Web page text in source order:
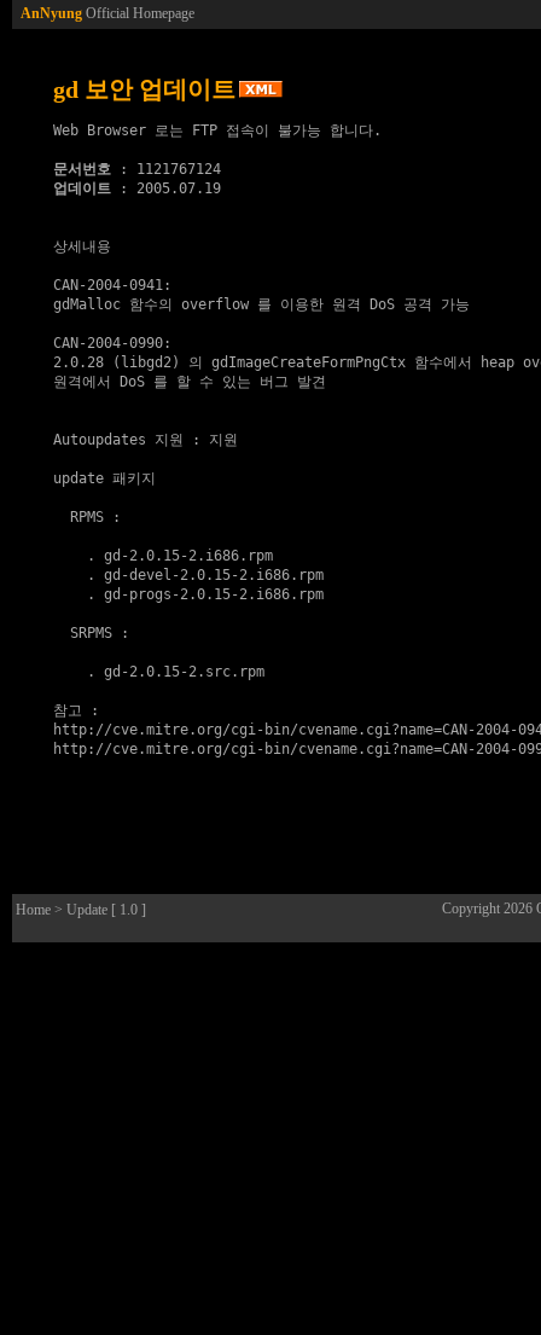
AnNyung Official Homepage
gd 보안 업데이트
Web Browser 로는 FTP 접속이 불가능 합니다.
문서번호
업데이트 : 2005.07.19
상세내용
CAN-2004-0941:
gdMalloc 함수의 overflow 를 이용한 원격 DoS 공격 가능
CAN-2004-0990:
2.0.28 (libgd2) 의 gdImageCreateFormPngCtx 함수에서 heap
원격에서 DoS 를 할 수 있는 버그 발견
Autoupdates 지원 : 지원
update 패키지
  RPMS :
    .
gd-2.0.15-2.i686.rpm
    .
gd-devel-2.0.15-2.i686.rpm
    .
gd-progs-2.0.15-2.i686.rpm
  SRPMS :
    .
gd-2.0.15-2.src.rpm
참고
http://cve.mitre.org/cgi-bin/cvename.cgi?name=CAN-2004-
http://cve.mitre.org/cgi-bin/cvename.cgi?name=CAN-2004-
Home > Update [ 1.0 ] Copyright 2026